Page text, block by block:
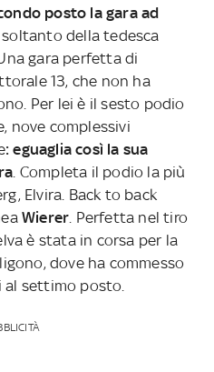
posto la gara ad
della tedesca
gara perfetta di
13, che non ha
Per lei è il sesto podio
nove complessivi
: eguaglia così la sua
. Completa il podio la più
Elvira. Back to back
Wierer . Perfetta nel tiro
è stata in corsa per la
dove ha commesso
settimo posto.